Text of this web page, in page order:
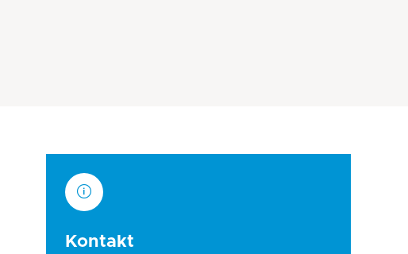
Kontakt